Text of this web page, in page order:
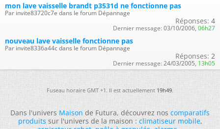
mon lave vaisselle brandt p3531d ne fonctionne pas
Par invite83720c7e dans le forum Dépannage
Réponses: 4
Dernier message: 03/10/2006, 06h27
nouveau lave vaisselle fonctionne pas
Par invite8336a44c dans le forum Dépannage
Réponses: 2
Dernier message: 24/03/2005, 13h05
Fuseau horaire GMT +1. Il est actuellement19h49.
Dans l'universMaisonde Futura, découvrez noscomparatifs
produitssur l'univers de la maison :climatiseur mobile,